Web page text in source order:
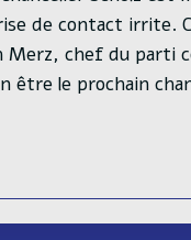
de contact irrite.
chef du parti
être le prochain